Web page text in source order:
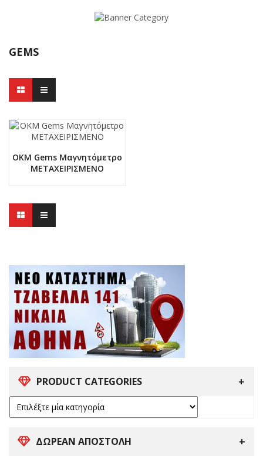
PRODUCT CATEGORIES
ΔΩΡΕΑΝ ΑΠΟΣΤΟΛΗ
GEMS
OKM Gems Μαγνητόμετρο
ΜΕΤΑΧΕΙΡΙΣΜΕΝΟ